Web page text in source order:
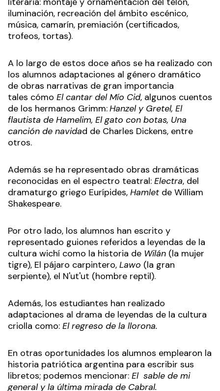
iluminación, recreación del ámbito escénico,
música, camarín, premiación (certificados,
trofeos, tortas).
A lo largo de estos doce años se ha realizado con
los alumnos adaptaciones al género dramático
de obras narrativas de gran importancia
tales cómo El cantar del Mío Cid, algunos cuentos
de los hermanos Grimm:Hanzel y Gretel, El
flautista de Hamelim, El gato con botas, Una
canción de navidad de Charles Dickens, entre
otros.
Además se ha representado obras dramáticas
reconocidas en el espectro teatral: Electra, del
dramaturgo griego Eurípides, Hamlet de William
Shakespeare.
Por otro lado, los alumnos han escrito y
representado guiones referidos a leyendas de la
cultura wichí como la historia de Wilán (la mujer
tigre), El pájaro carpintero, Lawo (la gran
serpiente), el N'ut'ut (hombre reptil).
Además, los estudiantes han realizado
adaptaciones al drama de leyendas de la cultura
criolla como: El regreso de la llorona.
En otras oportunidades los alumnos emplearon la
historia patriótica argentina para escribir sus
libretos; podemos mencionar: El sable de mi
general y la última mirada de Cabral.